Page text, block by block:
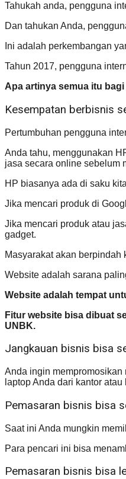
Tahukah anda, pengguna
Dan tahukan Anda,
Ini adalah perkembangan
Tahun 2017, pengguna
Apa artinya semua itu
Kesempatan berbisnis
Pertumbuhan pengguna
Anda tahu, menggunakan
jasa secara online sebelum
HP biasanya ada di saku
Jika mencari produk di
Jika mencari produk atau
gadget.
Masyarakat akan
Website adalah sarana
Website adalah tempat
Fitur website bisa dibuat
UNBK.
Jangkauan bisnis bisa
Anda ingin
laptop Anda dari kantor
Pemasaran bisnis bisa
Saat ini Anda mungkin
Para pencari ini bisa
Pemasaran bisnis bisa